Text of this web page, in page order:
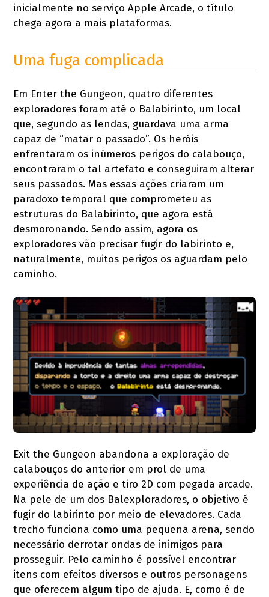
inicialmente no serviço Apple Arcade, o título
chega agora a mais plataformas.
Uma fuga complicada
Em Enter the Gungeon, quatro diferentes
exploradores foram até o Balabirinto, um local
que, segundo as lendas, guardava uma arma
capaz de “matar o passado”. Os heróis
enfrentaram os inúmeros perigos do calabouço,
encontraram o tal artefato e conseguiram alterar
seus passados. Mas essas ações criaram um
paradoxo temporal que comprometeu as
estruturas do Balabirinto, que agora está
desmoronando. Sendo assim, agora os
exploradores vão precisar fugir do labirinto e,
naturalmente, muitos perigos os aguardam pelo
caminho.
Exit the Gungeon abandona a exploração de
calabouços do anterior em prol de uma
experiência de ação e tiro 2D com pegada arcade.
Na pele de um dos Balexploradores, o objetivo é
fugir do labirinto por meio de elevadores. Cada
trecho funciona como uma pequena arena, sendo
necessário derrotar ondas de inimigos para
prosseguir. Pelo caminho é possível encontrar
itens com efeitos diversos e outros personagens
que oferecem algum tipo de ajuda. E, como é de